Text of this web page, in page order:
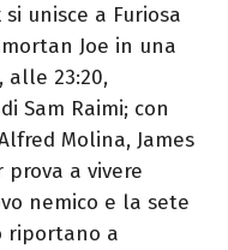
unisce a Furiosa
Joe in una
alle 23:20,
Sam Raimi; con
Molina, James
prova a vivere
nemico e la sete
riportano a